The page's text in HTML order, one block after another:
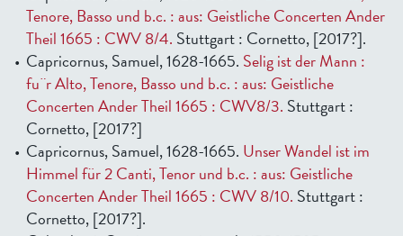
Tenore, Basso und b.c. : aus: Geistliche Concerten Ander
Theil 1665 : CWV 8/4. Stuttgart : Cornetto, [2017?].
Capricornus, Samuel, 1628-1665. Selig ist der Mann :
fu¨r Alto, Tenore, Basso und b.c. : aus: Geistliche
Concerten Ander Theil 1665 : CWV8/3. Stuttgart :
Cornetto, [2017?]
Capricornus, Samuel, 1628-1665. Unser Wandel ist im
Himmel für 2 Canti, Tenor und b.c. : aus: Geistliche
Concerten Ander Theil 1665 : CWV 8/10. Stuttgart :
Cornetto, [2017?].